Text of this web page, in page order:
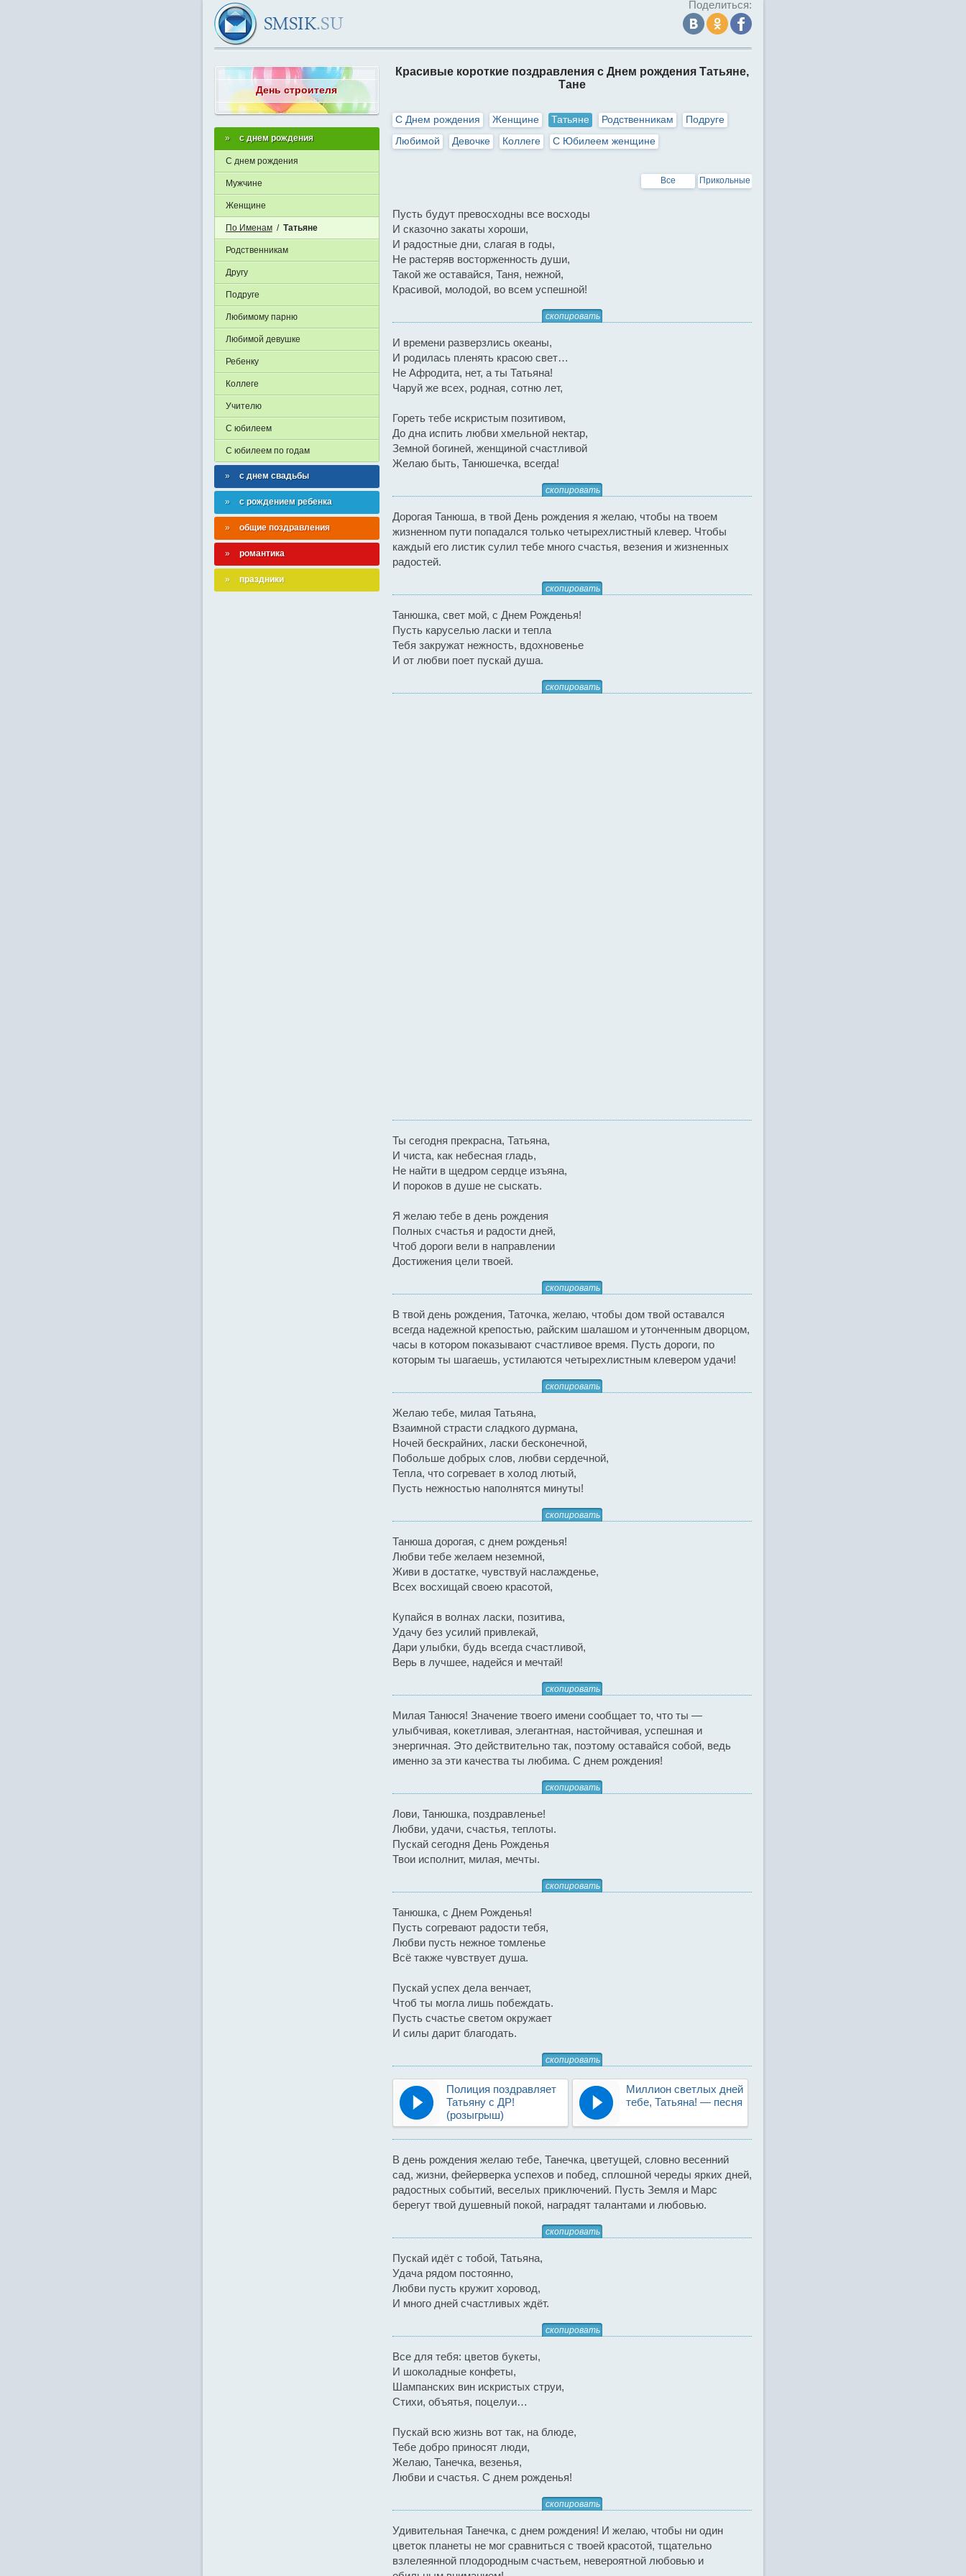
Поделиться:
Красивые короткие поздравления с Днем рождения Татьяне,
Тане
С Днем рождения Женщине Татьяне Родственникам
Подруге
Любимой
Девочке Коллеге С Юбилеем женщине
Все Прикольные
Пусть будут превосходны все восходы
И сказочно закаты хороши,
И радостные дни, слагая в годы,
Не растеряв восторженность души,
Такой же оставайся, Таня, нежной,
Красивой, молодой, во всем успешной!
скопировать
И времени разверзлись океаны,
И родилась пленять красою свет…
Не Афродита, нет, а ты Татьяна!
Чаруй же всех, родная, сотню лет,
Гореть тебе искристым позитивом,
До дна испить любви хмельной нектар,
Земной богиней, женщиной счастливой
Желаю быть, Танюшечка, всегда!
скопировать
Дорогая Танюша, в твой День рождения я желаю, чтобы на твоем
жизненном пути попадался только четырехлистный клевер. Чтобы
каждый его листик сулил тебе много счастья, везения и жизненных
радостей.
скопировать
Танюшка, свет мой, с Днем Рожденья!
Пусть каруселью ласки и тепла
Тебя закружат нежность, вдохновенье
И от любви поет пускай душа.
скопировать
Ты сегодня прекрасна, Татьяна,
И чиста, как небесная гладь,
Не найти в щедром сердце изъяна,
И пороков в душе не сыскать.
Я желаю тебе в день рождения
Полных счастья и радости дней,
Чтоб дороги вели в направлении
Достижения цели твоей.
скопировать
В твой день рождения, Таточка, желаю, чтобы дом твой оставался
всегда надежной крепостью, райским шалашом и утонченным дворцом,
часы в котором показывают счастливое время. Пусть дороги, по
которым ты шагаешь, устилаются четырехлистным клевером удачи!
скопировать
Желаю тебе, милая Татьяна,
Взаимной страсти сладкого дурмана,
Ночей бескрайних, ласки бесконечной,
Побольше добрых слов, любви сердечной,
Тепла, что согревает в холод лютый,
Пусть нежностью наполнятся минуты!
скопировать
Танюша дорогая, с днем рожденья!
Любви тебе желаем неземной,
Живи в достатке, чувствуй наслажденье,
Всех восхищай своею красотой,
Купайся в волнах ласки, позитива,
Удачу без усилий привлекай,
Дари улыбки, будь всегда счастливой,
Верь в лучшее, надейся и мечтай!
скопировать
Милая Танюся! Значение твоего имени сообщает то, что ты —
улыбчивая, кокетливая, элегантная, настойчивая, успешная и
энергичная. Это действительно так, поэтому оставайся собой, ведь
именно за эти качества ты любима. С днем рождения!
скопировать
Лови, Танюшка, поздравленье!
Любви, удачи, счастья, теплоты.
Пускай сегодня День Рожденья
Твои исполнит, милая, мечты.
скопировать
Танюшка, с Днем Рожденья!
Пусть согревают радости тебя,
Любви пусть нежное томленье
Всё также чувствует душа.
Пускай успех дела венчает,
Чтоб ты могла лишь побеждать.
Пусть счастье светом окружает
И силы дарит благодать.
скопировать
Полиция поздравляет
Татьяну с ДР!
(розыгрыш)
Миллион светлых дней
тебе, Татьяна! — песня
В день рождения желаю тебе, Танечка, цветущей, словно весенний
сад, жизни, фейерверка успехов и побед, сплошной череды ярких дней,
радостных событий, веселых приключений. Пусть Земля и Марс
берегут твой душевный покой, наградят талантами и любовью.
скопировать
Пускай идёт с тобой, Татьяна,
Удача рядом постоянно,
Любви пусть кружит хоровод,
И много дней счастливых ждёт.
скопировать
Все для тебя: цветов букеты,
И шоколадные конфеты,
Шампанских вин искристых струи,
Стихи, объятья, поцелуи…
Пускай всю жизнь вот так, на блюде,
Тебе добро приносят люди,
Желаю, Танечка, везенья,
Любви и счастья. С днем рожденья!
скопировать
Удивительная Танечка, с днем рождения! И желаю, чтобы ни один
цветок планеты не мог сравниться с твоей красотой, тщательно
взлелеянной плодородным счастьем, невероятной любовью и
День строителя
с днем рождения
С днем рождения
Мужчине
Женщине
По Именам/ Татьяне
Родственникам
Другу
Подруге
Любимому парню
Любимой девушке
Ребенку
Коллеге
Учителю
С юбилеем
С юбилеем по годам
с днем свадьбы
с рождением ребенка
общие поздравления
романтика
праздники